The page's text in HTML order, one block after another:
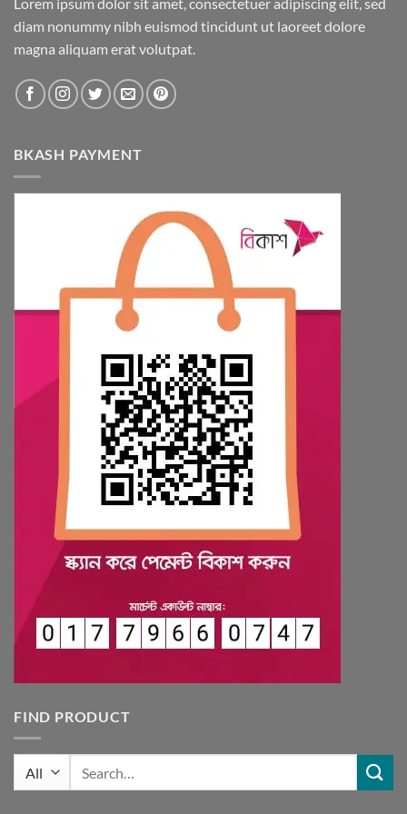
diam nonummy nibh euismod tincidunt ut laoreet dolore
magna aliquam erat volutpat.
BKASH PAYMENT
FIND PRODUCT